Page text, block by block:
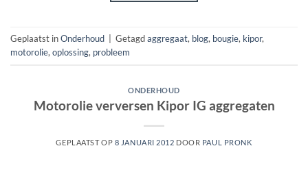
Geplaatst inOnderhoud Getagdaggregaat, blog, bougie, kipor,
motorolie, oplossing, probleem
ONDERHOUD
Motorolie verversen Kipor IG aggregaten
GEPLAATST OP 8 JANUARI 2012 DOOR PAUL PRONK